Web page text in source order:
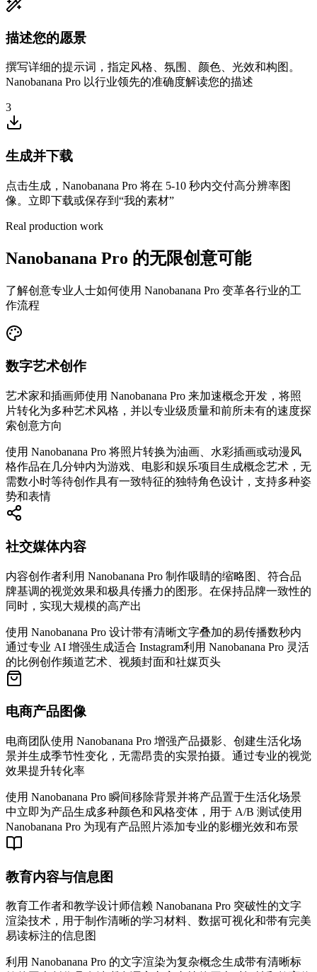
描述您的愿景
撰写详细的提示词，指定风格、氛围、颜色、光效和构图。
Nanobanana Pro 以行业领先的准确度解读您的描述
3
生成并下载
点击生成，Nanobanana Pro 将在 5-10 秒内交付高分辨率图
像。立即下载或保存到“我的素材”
Real production work
Nanobanana Pro 的无限创意可能
了解创意专业人士如何使用 Nanobanana Pro 变革各行业的工
作流程
数字艺术创作
艺术家和插画师使用 Nanobanana Pro 来加速概念开发，将照
片转化为多种艺术风格，并以专业级质量和前所未有的速度探
索创意方向
使用 Nanobanana Pro 将照片转换为油画、水彩插画或动漫风
格作品在几分钟内为游戏、电影和娱乐项目生成概念艺术，无
需数小时等待创作具有一致特征的独特角色设计，支持多种姿
势和表情
社交媒体内容
内容创作者利用 Nanobanana Pro 制作吸睛的缩略图、符合品
牌基调的视觉效果和极具传播力的图形。在保持品牌一致性的
同时，实现大规模的高产出
使用 Nanobanana Pro 设计带有清晰文字叠加的易传播数秒内
通过专业 AI 增强生成适合 Instagram利用 Nanobanana Pro 灵活
的比例创作频道艺术、视频封面和社媒页头
电商产品图像
电商团队使用 Nanobanana Pro 增强产品摄影、创建生活化场
景并生成季节性变化，无需昂贵的实景拍摄。通过专业的视觉
效果提升转化率
使用 Nanobanana Pro 瞬间移除背景并将产品置于生活化场景
中立即为产品生成多种颜色和风格变体，用于 A/B 测试使用
Nanobanana Pro 为现有产品照片添加专业的影棚光效和布景
教育内容与信息图
教育工作者和教学设计师信赖 Nanobanana Pro 突破性的文字
渲染技术，用于制作清晰的学习材料、数据可视化和带有完美
易读标注的信息图
利用 Nanobanana Pro 的文字渲染为复杂概念生成带有清晰标